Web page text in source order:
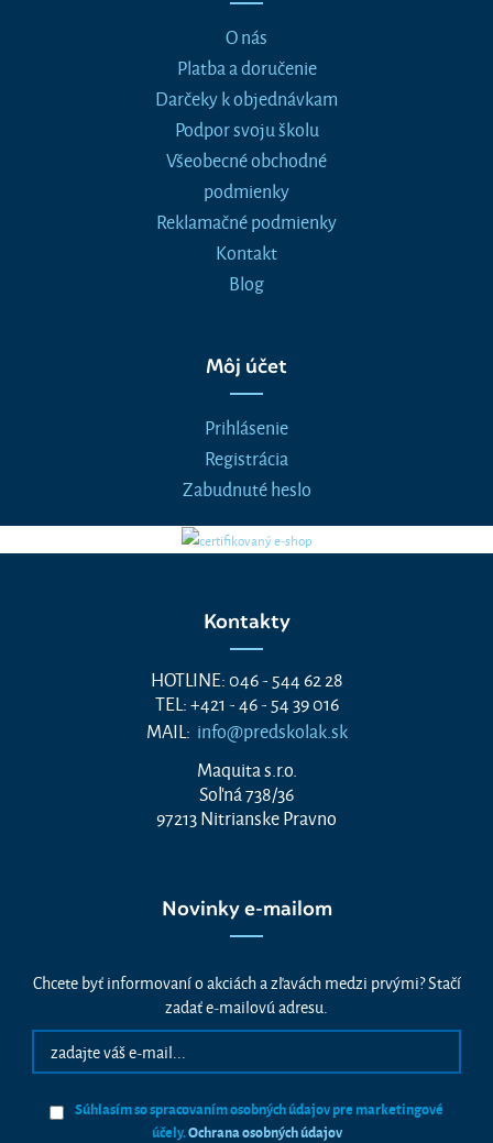
O nás
Platba a doručenie
Darčeky k objednávkam
Podpor svoju školu
Všeobecné obchodné
podmienky
Reklamačné podmienky
Kontakt
Blog
Môj účet
Prihlásenie
Registrácia
Zabudnuté heslo
Kontakty
HOTLINE: 046 - 544 62 28
TEL: +421 - 46 - 54 39 016
MAIL: info@predskolak.sk
Maquita s.r.o.
Soľná 738/36
97213 Nitrianske Pravno
Novinky e-mailom
Chcete byť informovaní o akciách a zľavách medzi prvými? Stačí
zadať e-mailovú adresu.
Súhlasím so spracovaním osobných údajov pre marketingové
účely.Ochrana osobných údajov